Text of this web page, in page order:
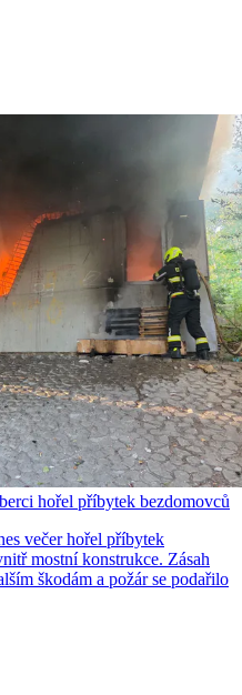
hořel příbytek bezdomovců
večer hořel příbytek
mostní konstrukce. Zásah
škodám a požár se podařilo